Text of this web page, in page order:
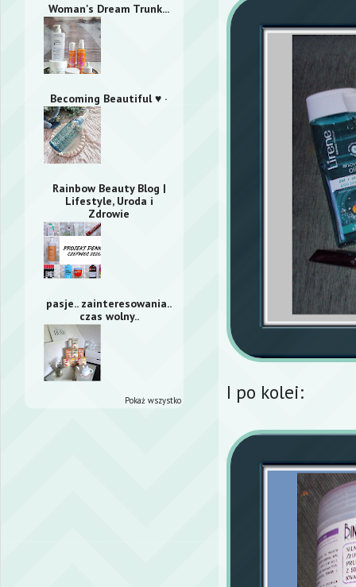
I po kolei:
Woman's Dream Trunk...
Becoming Beautiful ♥ ·
Rainbow Beauty Blog |
Lifestyle, Uroda i
Zdrowie
pasje.. zainteresowania..
czas wolny..
Pokaż wszystko